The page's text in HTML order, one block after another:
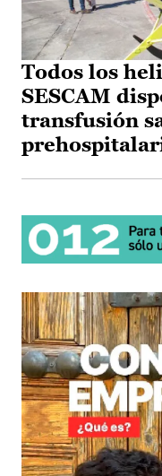
Todos los
SESCAM
transfusión